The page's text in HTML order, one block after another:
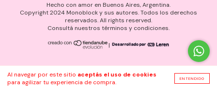
Al navegar por este sitio aceptás el uso de cookies
para agilizar tu experiencia de compra.
ENTENDIDO
Hecho con amor en Buenos Aires, Argentina.
Copyright 2024 Monoblock y sus autores. Todos los derechos
reservados. All rights reserved.
Consultá nuestros términos y condiciones.
|